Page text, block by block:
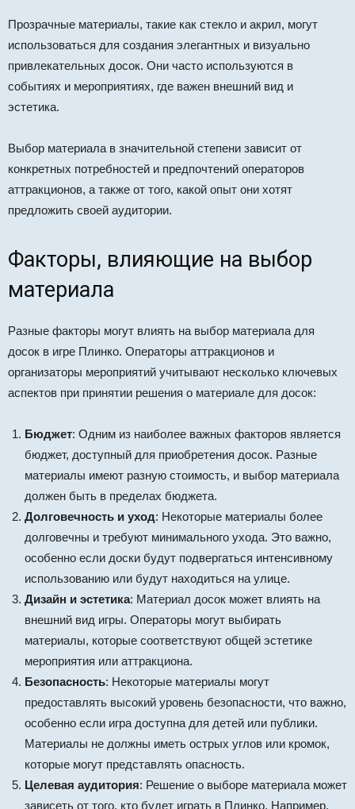
Прозрачные материалы, такие как стекло и акрил, могут
использоваться для создания элегантных и визуально
привлекательных досок. Они часто используются в
событиях и мероприятиях, где важен внешний вид и
эстетика.
Выбор материала в значительной степени зависит от
конкретных потребностей и предпочтений операторов
аттракционов, а также от того, какой опыт они хотят
предложить своей аудитории.
Факторы, влияющие на выбор
материала
Разные факторы могут влиять на выбор материала для
досок в игре Плинко. Операторы аттракционов и
организаторы мероприятий учитывают несколько ключевых
аспектов при принятии решения о материале для досок:
Бюджет: Одним из наиболее важных факторов является
бюджет, доступный для приобретения досок. Разные
материалы имеют разную стоимость, и выбор материала
должен быть в пределах бюджета.
Долговечность и уход: Некоторые материалы более
долговечны и требуют минимального ухода. Это важно,
особенно если доски будут подвергаться интенсивному
использованию или будут находиться на улице.
Дизайн и эстетика: Материал досок может влиять на
внешний вид игры. Операторы могут выбирать
материалы, которые соответствуют общей эстетике
мероприятия или аттракциона.
Безопасность: Некоторые материалы могут
предоставлять высокий уровень безопасности, что важно,
особенно если игра доступна для детей или публики.
Материалы не должны иметь острых углов или кромок,
которые могут представлять опасность.
Целевая аудитория: Решение о выборе материала может
зависеть от того, кто будет играть в Плинко. Например,